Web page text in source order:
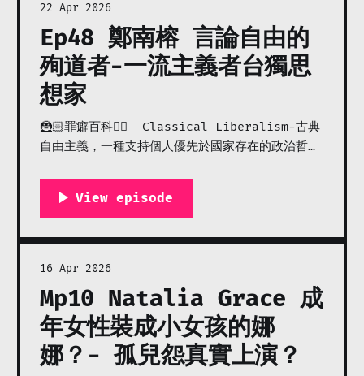
Ep48 鄭南榕 言論自由的
殉道者-一流主義者台獨思
想家
🦹🏻罪癖百科🧟‍♀️ Classical Liberalism-古典
自由主義，一種支持個人優先於國家存在的政治哲
敲碗連結：
🙋🏻‍♀️癖骸投稿：
https://forms.gle/ggHXe3rHz1fkyh6Q7
22 Apr 2026
Mp10 Natalia Grace 成
年女性裝成小女孩的娜
娜？- 孤兒怨真實上演？
16 Apr 2026